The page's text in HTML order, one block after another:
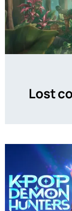
Lost